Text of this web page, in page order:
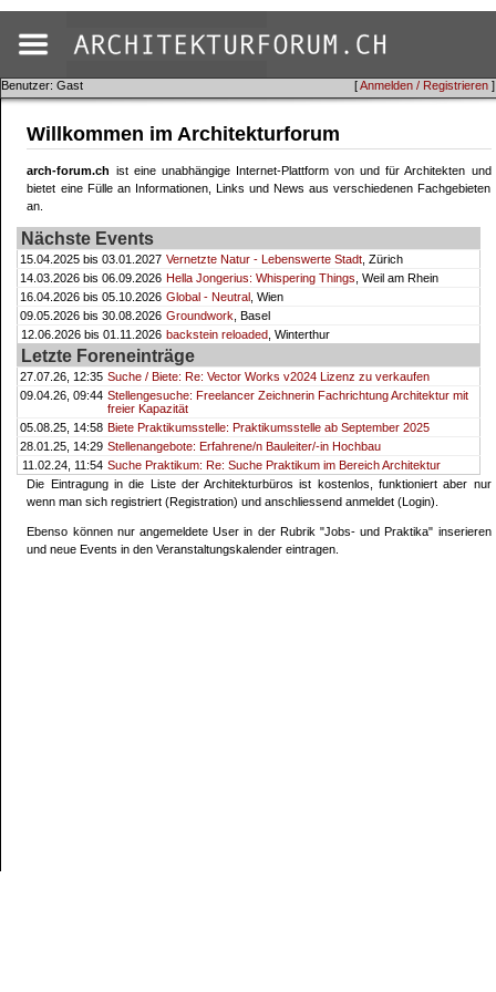
[Anmelden / Registrieren ]
Benutzer: Gast
Willkommen im Architekturforum
arch-forum.ch ist eine unabhängige Internet-Plattform von und für Architekten und
bietet eine Fülle an Informationen, Links und News aus verschiedenen Fachgebieten
an.
Nächste Events
15.04.2025 bis 03.01.2027 Vernetzte Natur - Lebenswerte Stadt , Zürich
14.03.2026 bis 06.09.2026 Hella Jongerius: Whispering Things , Weil am Rhein
16.04.2026 bis 05.10.2026 Global - Neutral , Wien
09.05.2026 bis 30.08.2026 Groundwork , Basel
12.06.2026 bis 01.11.2026 backstein reloaded , Winterthur
Letzte Foreneinträge
27.07.26, 12:35 Suche / Biete: Re: Vector Works v2024 Lizenz zu verkaufen
09.04.26, 09:44 Stellengesuche: Freelancer Zeichnerin Fachrichtung Architektur mit
freier Kapazität
05.08.25, 14:58 Biete Praktikumsstelle: Praktikumsstelle ab September 2025
28.01.25, 14:29 Stellenangebote: Erfahrene/n Bauleiter/-in Hochbau
11.02.24, 11:54 Suche Praktikum: Re: Suche Praktikum im Bereich Architektur
Die Eintragung in die Liste der Architekturbüros ist kostenlos, funktioniert aber nur
wenn man sich registriert (Registration) und anschliessend anmeldet (Login).
Ebenso können nur angemeldete User in der Rubrik "Jobs- und Praktika" inserieren
und neue Events in den Veranstaltungskalender eintragen.